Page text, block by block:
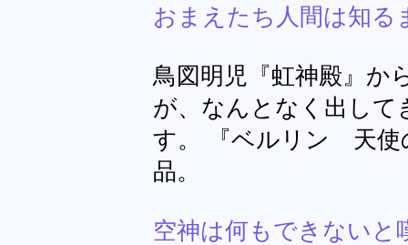
おまえたち人間は知る
鳥図明児『虹神殿』か
が、なんとなく出して
す。 『ベルリン 天使
品。
空神は何もできないと